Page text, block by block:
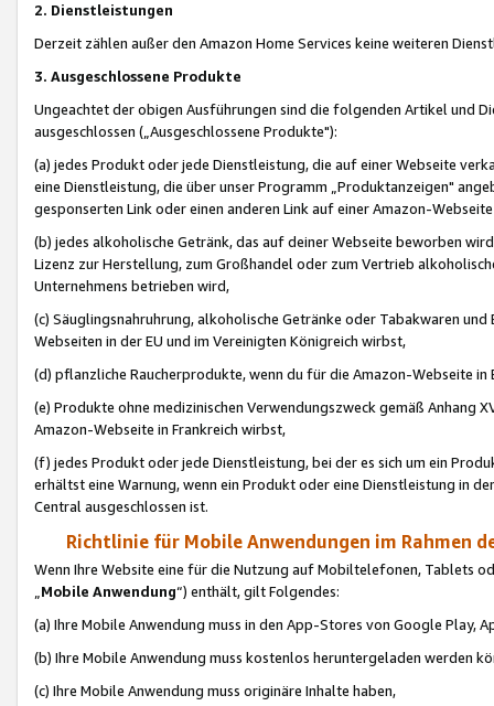
2. Dienstleistungen
Derzeit zählen außer den Amazon Home Services keine weiteren
3. Ausgeschlossene Produkte
Ungeachtet der obigen Ausführungen sind die folgenden Artikel und
ausgeschlossen („Ausgeschlossene Produkte"):
(a) jedes Produkt oder jede Dienstleistung, die auf einer Webseite
eine Dienstleistung, die über unser Programm „Produktanzeigen"
gesponserten Link oder einen anderen Link auf einer Amazon-
(b) jedes alkoholische Getränk, das auf deiner Webseite beworben
Lizenz zur Herstellung, zum Großhandel oder zum Vertrieb
Unternehmens betrieben wird,
(c) Säuglingsnahruhrung, alkoholische Getränke oder Tabakwaren
Webseiten in der EU und im Vereinigten Königreich wirbst,
(d) pflanzliche Raucherprodukte, wenn du für die Amazon-Webseite in
(e) Produkte ohne medizinischen Verwendungszweck gemäß Anhang
Amazon-Webseite in Frankreich wirbst,
(f) jedes Produkt oder jede Dienstleistung, bei der es sich um ein
erhältst eine Warnung, wenn ein Produkt oder eine Dienstleistung in
Central ausgeschlossen ist.
Richtlinie für Mobile Anwendungen im Rahmen
Wenn Ihre Website eine für die Nutzung auf Mobiltelefonen, Tablets
„Mobile Anwendung“) enthält, gilt Folgendes:
(a) Ihre Mobile Anwendung muss in den App-Stores von Google Play,
(b) Ihre Mobile Anwendung muss kostenlos heruntergeladen werden
(c) Ihre Mobile Anwendung muss originäre Inhalte haben,